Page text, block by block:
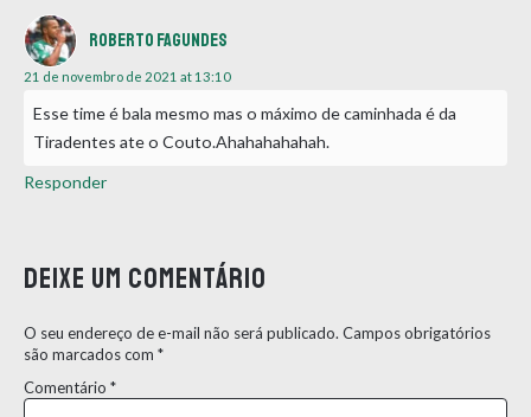
Roberto Fagundes
21 de novembro de 2021 at 13:10
Esse time é bala mesmo mas o máximo de caminhada é da
Tiradentes ate o Couto.Ahahahahahah.
Responder
Deixe um comentário
O seu endereço de e-mail não será publicado. Campos obrigatórios
são marcados com *
Comentário *